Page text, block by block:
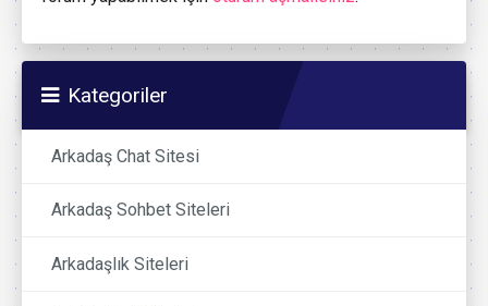
Kategoriler
Arkadaş Chat Sitesi
Arkadaş Sohbet Siteleri
Arkadaşlık Siteleri